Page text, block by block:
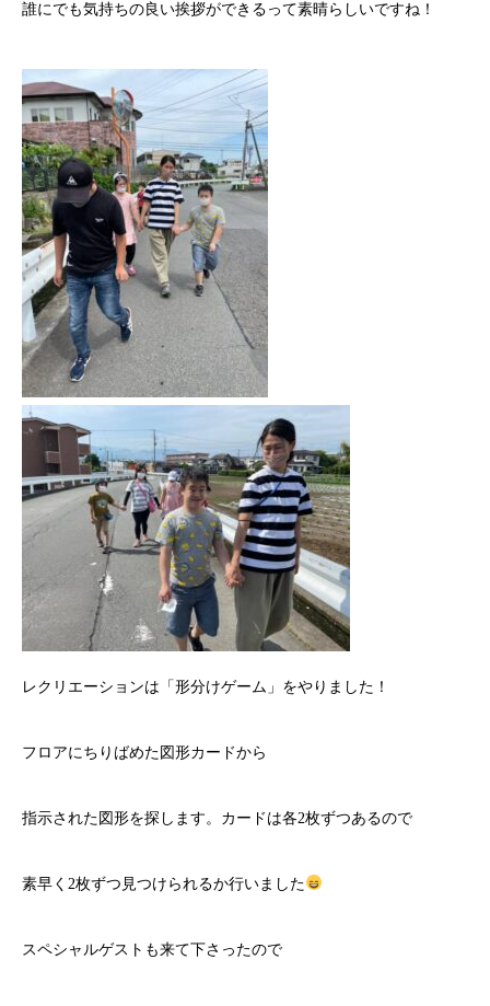
誰にでも気持ちの良い挨拶ができるって素晴らしいですね！
レクリエーションは「形分けゲーム」をやりました！
フロアにちりばめた図形カードから
指示された図形を探します。カードは各2枚ずつあるので
素早く2枚ずつ見つけられるか行いました
スペシャルゲストも来て下さったので